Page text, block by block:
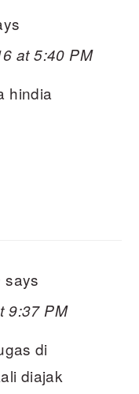
at 5:40 PM
hindia
says
9:37 PM
di
diajak